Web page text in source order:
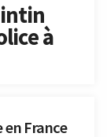
à
France